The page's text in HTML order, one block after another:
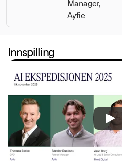
Manager,
Ayfie
Innspilling